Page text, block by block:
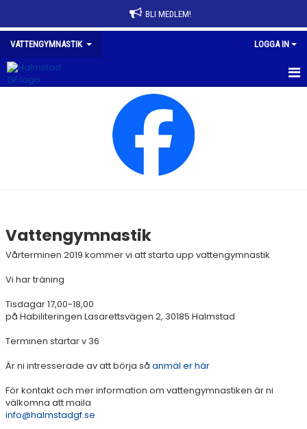
BLI MEDLEM!
VATTENGYMNASTIK LOGGA IN
Vattengymnastik
Vårterminen 2019 kommer vi att starta upp vattengymnastik
Vi har träning
Tisdagar 17,00-18,00
på Habiliteringen Lasarettsvägen 2, 30185 Halmstad
Terminen startar v 36
Är ni intresserade av att börja så anmäl er här
För kontakt och mer information om vattengymnastiken är ni
välkomna att maila
info@halmstadgf.se